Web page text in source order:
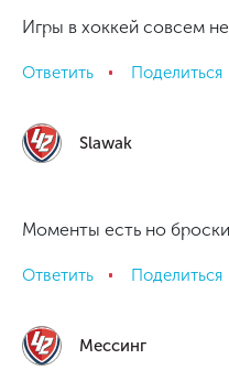
Игры в хоккей совсем
Ответить Поделиться
Slawak
Моменты есть но
Ответить Поделиться
Мессинг